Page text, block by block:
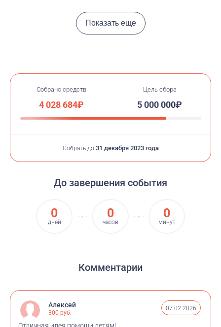
Показать еще
Собрано средств
4 028 684₽
Цель сбора
5 000 000₽
Собрать до 31 декабря 2023 года
До завершения события
0
дней
0
часов
0
минут
Комментарии
Алексей
300 руб.
07.02.2026